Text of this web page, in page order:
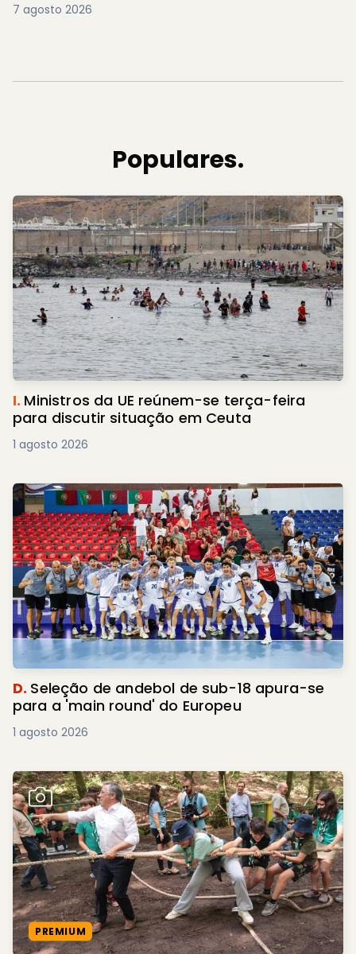
7 agosto 2026
Populares.
I. Ministros da UE reúnem-se terça-feira
para discutir situação em Ceuta
1 agosto 2026
D. Seleção de andebol de sub-18 apura-se
para a 'main round' do Europeu
1 agosto 2026
PREMIUM